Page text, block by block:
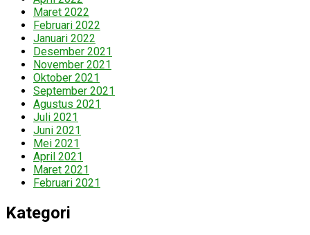
Maret 2022
Februari 2022
Januari 2022
Desember 2021
November 2021
Oktober 2021
September 2021
Agustus 2021
Juli 2021
Juni 2021
Mei 2021
April 2021
Maret 2021
Februari 2021
Kategori